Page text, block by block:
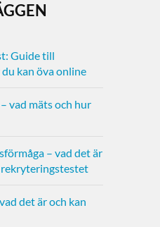
Guide till
kan öva online
vad mäts och hur
– vad det är
det är och kan